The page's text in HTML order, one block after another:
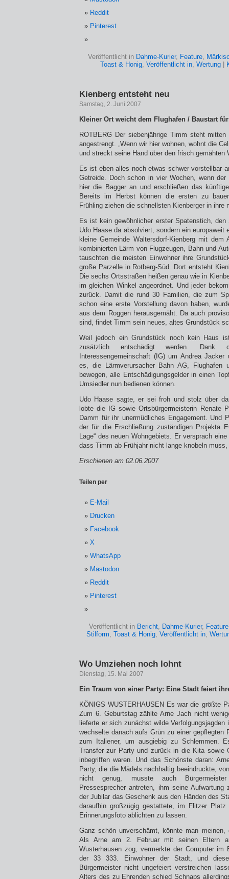
Reddit
Pinterest
Veröffentlicht in Dahme-Kurier, Feature,
Toast & Honig, Veröffentlicht in, Wertung|
Kienberg entsteht neu
Samstag, 2. Juni 2007
Kleiner Ort weicht dem Flughafen / Baustart
ROTBERG Der siebenjährige Timm steht
angestrengt. „Wenn wir hier wohnen, wohnt die
und streckt seine Hand über den frisch gemähten
Es ist eben alles noch etwas schwer vorstellbar
Getreide. Doch schon in vier Wochen, wenn
hier die Bagger an und erschließen das
Bereits im Herbst können die ersten zu
Frühling ziehen die schnellsten Kienberger in ihre
Es ist kein gewöhnlicher erster Spatenstich, den
Udo Haase da absolviert, sondern ein europaweit
kleine Gemeinde Waltersdorf-Kienberg mit dem
kombinierten Lärm von Flugzeugen, Bahn und
tauschten die meisten Einwohner ihre
große Parzelle in Rotberg-Süd. Dort entsteht
Die sechs Ortsstraßen heißen genau wie in
im gleichen Winkel angeordnet. Und jeder
zurück. Damit die rund 30 Familien, die zum
schon eine erste Vorstellung davon haben,
aus dem Roggen herausgemäht. Da auch
sind, findet Timm sein neues, altes Grundstück
Weil jedoch ein Grundstück noch kein Haus
zusätzlich entschädigt werden. Dank
Interessengemeinschaft (IG) um Andrea
es, die Lärmverursacher Bahn AG, Flughafen
bewegen, alle Entschädigungsgelder in einen
Umsiedler nun bedienen können.
Udo Haase sagte, er sei froh und stolz über
lobte die IG sowie Ortsbürgermeisterin Renate
Damm für ihr unermüdliches Engagement. Und
der für die Erschließung zuständigen Projekta
Lage“ des neuen Wohngebiets. Er versprach
dass Timm ab Frühjahr nicht lange knobeln
Erschienen am 02.06.2007
Teilen per
E-Mail
Drucken
Facebook
X
WhatsApp
Mastodon
Reddit
Pinterest
Veröffentlicht in Bericht, Dahme-Kurier, Feature
Stilform, Toast & Honig, Veröffentlicht in,
Wo Umziehen noch lohnt
Dienstag, 15. Mai 2007
Ein Traum von einer Party: Eine Stadt feiert
KÖNIGS WUSTERHAUSEN Es war die größte
Zum 6. Geburtstag zählte Arne Jach nicht
lieferte er sich zunächst wilde Verfolgungsjagden
wechselte danach aufs Grün zu einer gepflegten
zum Italiener, um ausgiebig zu Schlemmen.
Transfer zur Party und zurück in die Kita sowie
inbegriffen waren. Und das Schönste daran:
Party, die die Mädels nachhaltig beeindruckte,
nicht genug, musste auch
Pressesprecher antreten, ihm seine
der Jubilar das Geschenk aus den Händen des
daraufhin großzügig gestattete, im Flitzer
Erinnerungsfoto ablichten zu lassen.
Ganz schön unverschämt, könnte man
Als Arne am 2. Februar mit seinen Eltern
Wusterhausen zog, vermerkte der Computer im
der 33 333. Einwohner der Stadt, und
Bürgermeister nicht ungefeiert verstreichen
Alters des zu Ehrenden schied Schnaps